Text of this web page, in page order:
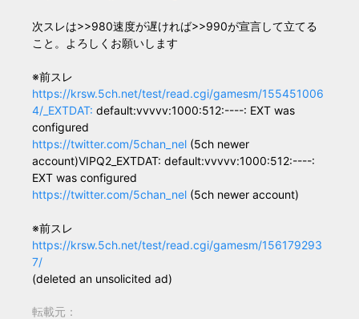
次スレは>>980速度が遅ければ>>990が宣言して立てる
こと。よろしくお願いします
※前スレ
https://krsw.5ch.net/test/read.cgi/gamesm/155451006
4/_EXTDAT: default:vvvvv:1000:512:----: EXT was
configured
https://twitter.com/5chan_nel (5ch newer
account)VIPQ2_EXTDAT: default:vvvvv:1000:512:----:
EXT was configured
https://twitter.com/5chan_nel (5ch newer account)
※前スレ
https://krsw.5ch.net/test/read.cgi/gamesm/156179293
7/
(deleted an unsolicited ad)
転載元：